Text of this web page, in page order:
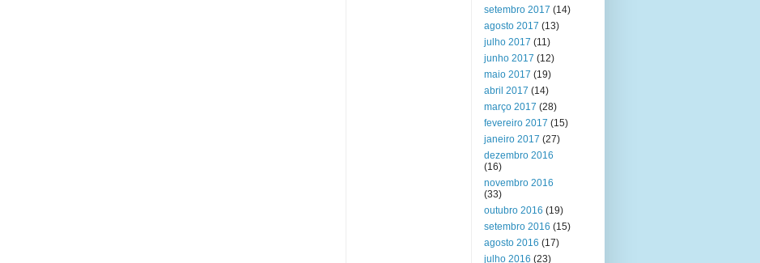
setembro 2017 (14)
agosto 2017 (13)
julho 2017 (11)
junho 2017 (12)
maio 2017 (19)
abril 2017 (14)
março 2017 (28)
fevereiro 2017 (15)
janeiro 2017 (27)
dezembro 2016
(16)
novembro 2016
(33)
outubro 2016 (19)
setembro 2016 (15)
agosto 2016 (17)
julho 2016 (23)